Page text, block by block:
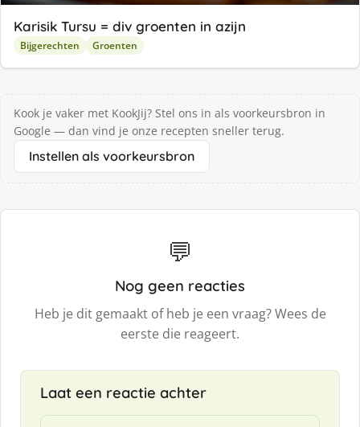
Karisik Tursu = div groenten in azijn
Bijgerechten Groenten
Kook je vaker met KookJij? Stel ons in als voorkeursbron in
Google — dan vind je onze recepten sneller terug.
Instellen als voorkeursbron
💬
Nog geen reacties
Heb je dit gemaakt of heb je een vraag? Wees de
eerste die reageert.
Laat een reactie achter